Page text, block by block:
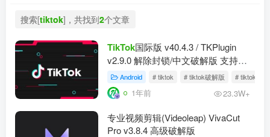
搜索[tiktok]，共找到2个文章
TikTok国际版 v40.4.3 / TKPlugin
v2.9.0 解除封锁/中文破解版 支持选
国区Android # tiktok # tiktok破解版 # tiktok国
1年前 23.3W+
专业视频剪辑(Videoleap) VivaCut
Pro v3.8.4 高级破解版